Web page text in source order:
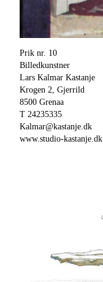
Prik nr. 10
Billedkunstner
Lars Kalmar Kastanje
Krogen 2, Gjerrild
8500 Grenaa
T 24235335
Kalmar@kastanje.dk
www.studio-kastanje.dk